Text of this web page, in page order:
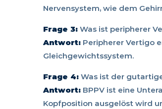
Nervensystem, wie dem
Frage 3: Was ist peripherer
Antwort: Peripherer Vertigo
Gleichgewichtssystem.
Frage 4: Was ist der
Antwort: BPPV ist eine
Kopfposition ausgelöst wird